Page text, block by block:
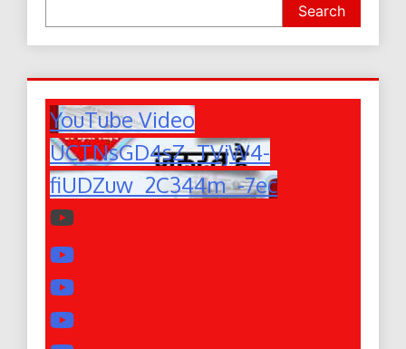
Search
YouTube Video
UCTNsGD4sZ_TVjW4-
fiUDZuw_2C344m_-7ec